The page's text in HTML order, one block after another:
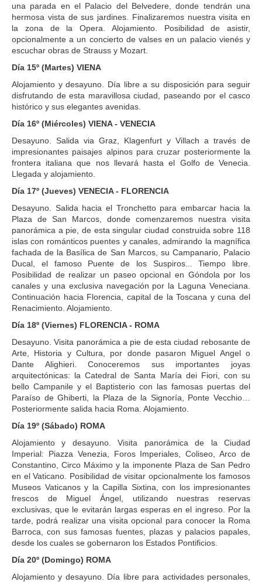
una parada en el Palacio del Belvedere, donde tendrán una
hermosa vista de sus jardines. Finalizaremos nuestra visita en
la zona de la Opera. Alojamiento. Posibilidad de asistir,
opcionalmente a un concierto de valses en un palacio vienés y
escuchar obras de Strauss y Mozart.
Día 15º (Martes) VIENA
Alojamiento y desayuno. Día libre a su disposición para seguir
disfrutando de esta maravillosa ciudad, paseando por el casco
histórico y sus elegantes avenidas.
Día 16º (Miércoles) VIENA - VENECIA
Desayuno. Salida via Graz, Klagenfurt y Villach a través de
impresionantes paisajes alpinos para cruzar posteriormente la
frontera italiana que nos llevará hasta el Golfo de Venecia.
Llegada y alojamiento.
Día 17º (Jueves) VENECIA - FLORENCIA
Desayuno. Salida hacia el Tronchetto para embarcar hacia la
Plaza de San Marcos, donde comenzaremos nuestra visita
panorámica a pie, de esta singular ciudad construida sobre 118
islas con románticos puentes y canales, admirando la magnífica
fachada de la Basílica de San Marcos, su Campanario, Palacio
Ducal, el famoso Puente de los Suspiros... Tiempo libre.
Posibilidad de realizar un paseo opcional en Góndola por los
canales y una exclusiva navegación por la Laguna Veneciana.
Continuación hacia Florencia, capital de la Toscana y cuna del
Renacimiento. Alojamiento.
Día 18º (Viernes) FLORENCIA - ROMA
Desayuno. Visita panorámica a pie de esta ciudad rebosante de
Arte, Historia y Cultura, por donde pasaron Miguel Angel o
Dante Alighieri. Conoceremos sus importantes joyas
arquitectónicas: la Catedral de Santa María dei Fiori, con su
bello Campanile y el Baptisterio con las famosas puertas del
Paraíso de Ghiberti, la Plaza de la Signoría, Ponte Vecchio…
Posteriormente salida hacia Roma. Alojamiento.
Día 19º (Sábado) ROMA
Alojamiento y desayuno. Visita panorámica de la Ciudad
Imperial: Piazza Venezia, Foros Imperiales, Coliseo, Arco de
Constantino, Circo Máximo y la imponente Plaza de San Pedro
en el Vaticano. Posibilidad de visitar opcionalmente los famosos
Museos Vaticanos y la Capilla Sixtina, con los impresionantes
frescos de Miguel Ángel, utilizando nuestras reservas
exclusivas, que le evitarán largas esperas en el ingreso. Por la
tarde, podrá realizar una visita opcional para conocer la Roma
Barroca, con sus famosas fuentes, plazas y palacios papales,
desde los cuales se gobernaron los Estados Pontificios.
Día 20º (Domingo) ROMA
Alojamiento y desayuno. Día libre para actividades personales,